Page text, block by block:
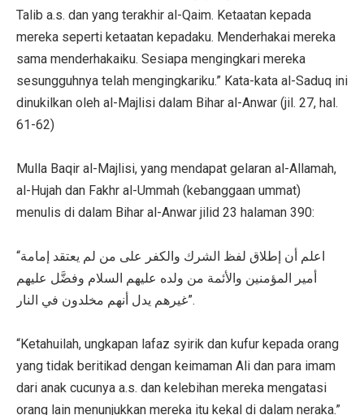
Talib a.s. dan yang terakhir al-Qaim. Ketaatan kepada
mereka seperti ketaatan kepadaku. Menderhakai mereka
sama menderhakaiku. Sesiapa mengingkari mereka
sesungguhnya telah mengingkariku.” Kata-kata al-Saduq ini
dinukilkan oleh al-Majlisi dalam Bihar al-Anwar (jil. 27, hal.
61-62)
Mulla Baqir al-Majlisi, yang mendapat gelaran al-Allamah,
al-Hujah dan Fakhr al-Ummah (kebanggaan ummat)
menulis di dalam Bihar al-Anwar jilid 23 halaman 390:
“اعلم أن إطلاق لفظ الشرك والكفر على من لم يعتقد إمامة
أمير المؤمنين والأئمة من ولده عليهم السلام وفضَّل عليهم
غيرهم يدل أنهم مخلدون في النار”.
“Ketahuilah, ungkapan lafaz syirik dan kufur kepada orang
yang tidak beritikad dengan keimaman Ali dan para imam
dari anak cucunya a.s. dan kelebihan mereka mengatasi
orang lain menunjukkan mereka itu kekal di dalam neraka.”